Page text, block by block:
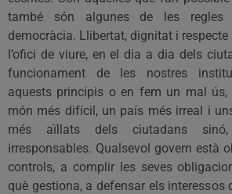
també són algunes de les regles
democràcia. Llibertat, dignitat i
l’ofici de viure, en el dia a dia dels
funcionament de les nostres
aquests principis o en fem un mal
món més difícil, un país més irreal i
més aïllats dels ciutadans
irresponsables. Qualsevol govern està
controls, a complir les seves
què gestiona, a defensar els interessos